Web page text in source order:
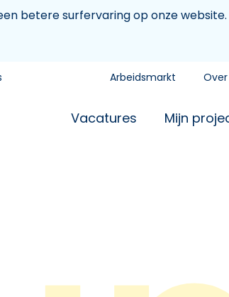
betere surfervaring op onze
Arbeidsmarkt
Vacatures Mijn